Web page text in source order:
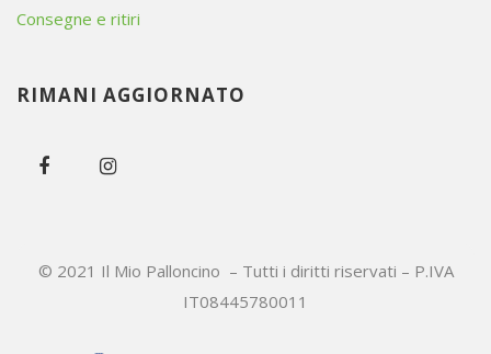
Consegne e ritiri
RIMANI AGGIORNATO
© 2021 Il Mio Palloncino – Tutti i diritti riservati – P.IVA
IT08445780011